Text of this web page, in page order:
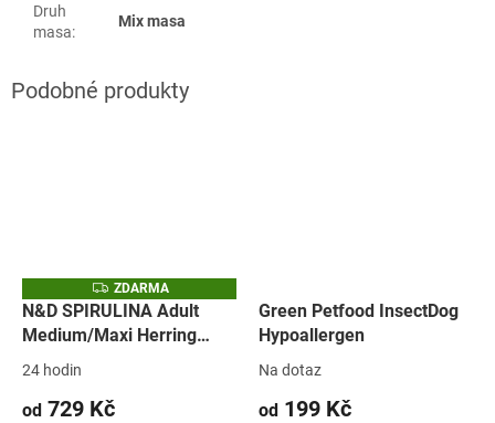
Druh
masa:
Mix masa
Z
D
A
R
ZDARMA
N&D SPIRULINA Adult
Medium/Maxi Herring
(sleď, spirulina)
24 hodin
od 729 Kč
Green Petfood InsectDog
Hypoallergen
Na dotaz
od 199 Kč